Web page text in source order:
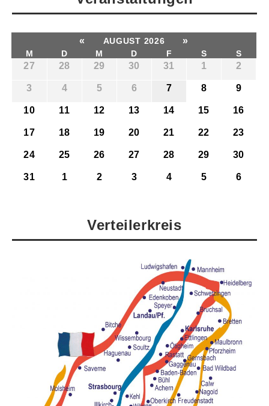
« AUGUST 2026 »
M D M D F S S
27 28 29 30 31 1 2
3 4 5 6 7 8 9
10 11 12 13 14 15 16
17 18 19 20 21 22 23
24 25 26 27 28 29 30
31 1 2 3 4 5 6
Verteilerkreis